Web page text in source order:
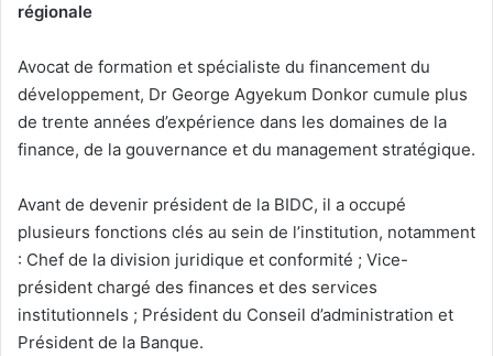
régionale
Avocat de formation et spécialiste du financement du
développement, Dr George Agyekum Donkor cumule plus
de trente années d’expérience dans les domaines de la
finance, de la gouvernance et du management stratégique.
Avant de devenir président de la BIDC, il a occupé
plusieurs fonctions clés au sein de l’institution, notamment
: Chef de la division juridique et conformité ; Vice-
président chargé des finances et des services
institutionnels ; Président du Conseil d’administration et
Président de la Banque.